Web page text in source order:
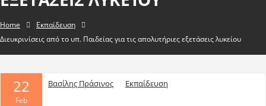
Home
Εκπαίδευση
Διευκρινίσεις από το υπ. Παιδείας για τις απολυτήριες εξετάσεις λυκείου
22
Feb
Βασίλης Πράσινος Εκπαίδευση